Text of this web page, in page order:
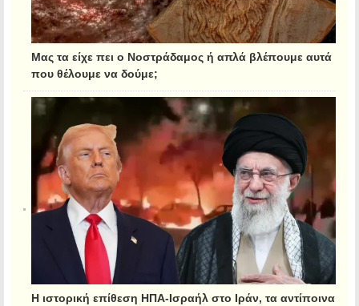
Μας τα είχε πει ο Νοστράδαμος ή απλά βλέπουμε αυτά
που θέλουμε να δούμε;
Η ιστορική επίθεση ΗΠΑ-Ισραήλ στο Ιράν, τα αντίποινα